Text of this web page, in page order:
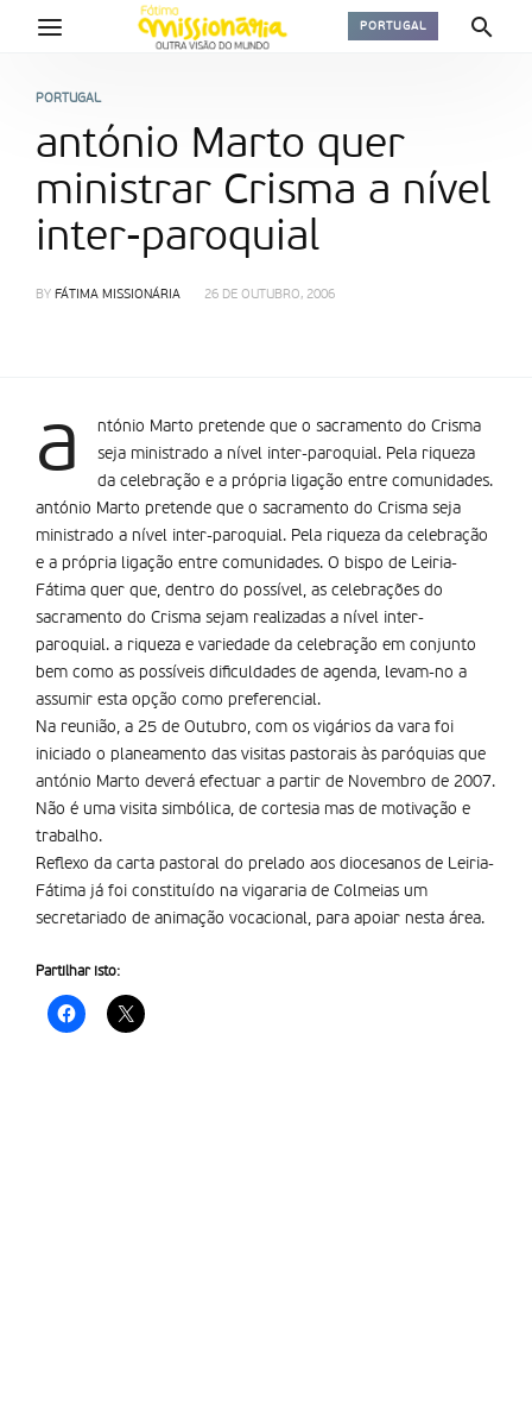
PORTUGAL
PORTUGAL
antónio Marto quer
ministrar Crisma a nível
inter-paroquial
BY FÁTIMA MISSIONÁRIA 26 DE OUTUBRO, 2006
a
ntónio Marto pretende que o sacramento do Crisma
seja ministrado a nível inter-paroquial. Pela riqueza
da celebração e a própria ligação entre comunidades.
antónio Marto pretende que o sacramento do Crisma seja
ministrado a nível inter-paroquial. Pela riqueza da celebração
e a própria ligação entre comunidades. O bispo de Leiria-
Fátima quer que, dentro do possível, as celebrações do
sacramento do Crisma sejam realizadas a nível inter-
paroquial. a riqueza e variedade da celebração em conjunto
bem como as possíveis dificuldades de agenda, levam-no a
assumir esta opção como preferencial.
Na reunião, a 25 de Outubro, com os vigários da vara foi
iniciado o planeamento das visitas pastorais às paróquias que
antónio Marto deverá efectuar a partir de Novembro de 2007.
Não é uma visita simbólica, de cortesia mas de motivação e
trabalho.
Reflexo da carta pastoral do prelado aos diocesanos de Leiria-
Fátima já foi constituído na vigararia de Colmeias um
secretariado de animação vocacional, para apoiar nesta área.
Partilhar isto: